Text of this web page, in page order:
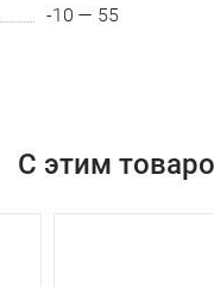
-10 — 55
С этим